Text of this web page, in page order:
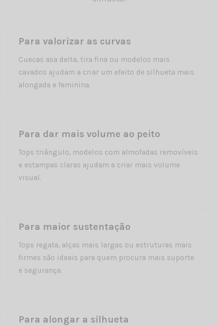
Para valorizar as curvas
Cuecas asa delta, tira fina ou modelos mais
cavados ajudam a criar um efeito de silhueta mais
alongada e feminina.
Para dar mais volume ao peito
Tops triângulo, modelos com almofadas removíveis
e estampas claras ajudam a criar mais volume
visual.
Para maior sustentação
Tops regata, alças mais largas ou estruturas mais
firmes são ideais para quem procura mais suporte
e segurança.
Para alongar a silhueta